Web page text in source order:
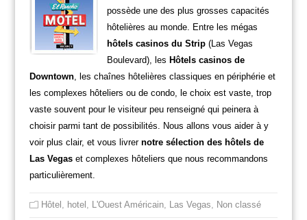
possède une des plus grosses capacités
hôtelières au monde. Entre les mégas
hôtels casinos du Strip(Las Vegas
Boulevard), les Hôtels casinos de
Downtown, les chaînes hôtelières classiques en périphérie et
les complexes hôteliers ou de condo, le choix est vaste, trop
vaste souvent pour le visiteur peu renseigné qui peinera à
choisir parmi tant de possibilités. Nous allons vous aider à y
voir plus clair, et vous livrer notre sélection des hôtels de
Las Vegaset complexes hôteliers que nous recommandons
particulièrement.
Hôtel hotel L'Ouest Américain, Las Vegas Non classé